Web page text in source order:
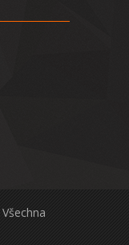
Všechna